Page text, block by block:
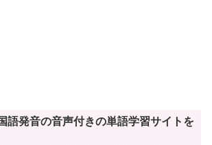
語発音の音声付きの単語学習サイトを